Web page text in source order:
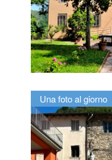
Una foto al giorno